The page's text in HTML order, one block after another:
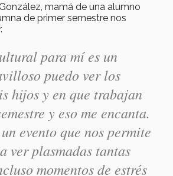
mamá de una alumno
de primer semestre nos
para mí es un
puedo ver los
hijos y en que trabajan
y eso me encanta.
evento que nos permite
ver plasmadas tantas
momentos de estrés